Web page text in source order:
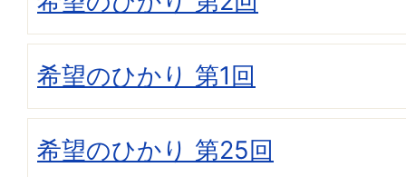
希望のひかり 第1回
希望のひかり 第25回